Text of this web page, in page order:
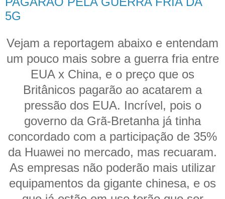
5G
Vejam a reportagem abaixo e entendam
um pouco mais sobre a guerra fria entre
EUA x China, e o preço que os
Britânicos pagarão ao acatarem a
pressão dos EUA. Incrível, pois o
governo da Grã-Bretanha já tinha
concordado com a participação de 35%
da Huawei no mercado, mas recuaram.
As empresas não poderão mais utilizar
equipamentos da gigante chinesa, e os